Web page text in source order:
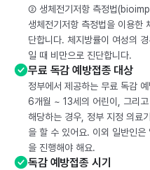
② 생체전기저항 측정법
생체전기저항 측정법을 이용한
단합니다. 체지방률이 여성의
일 때 비만으로 진단합니다.
무료 독감 예방접종 대상
정부에서 제공하는 무료 독감
6개월 ~ 13세의 어린이, 그리
해당하는 경우, 정부 지정 의료
을 할 수 있어요. 이외 일반인
을 진행해야 해요.
독감 예방접종 시기